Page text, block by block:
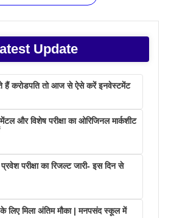
Update
हैं करोडपति तो आज से ऐसे करें इनवेस्टमेंट
और विशेष परीक्षा का ओरिजिनल मार्कशीट
परीक्षा का रिजल्ट जारी- इस दिन से
के लिए मिला अंतिम मौका | मनपसंद स्कूल में